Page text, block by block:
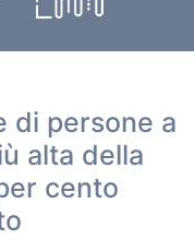
di persone a
alta della
cento